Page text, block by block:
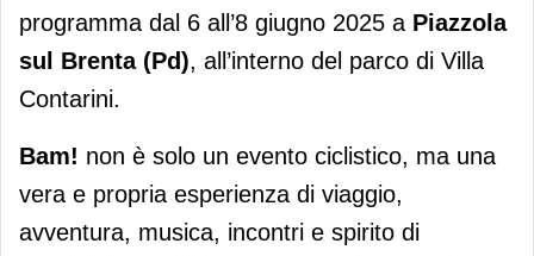
programma dal 6 all’8 giugno 2025 a Piazzola
sul Brenta (Pd), all’interno del parco di Villa
Contarini.
Bam! non è solo un evento ciclistico, ma una
vera e propria esperienza di viaggio,
avventura, musica, incontri e spirito di